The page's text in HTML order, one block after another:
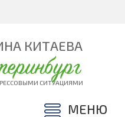
КИТАЕВА
СИТУАЦИЯМИ
МЕНЮ